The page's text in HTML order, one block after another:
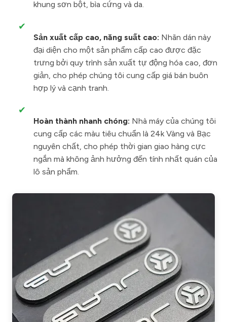
khung sơn bột, bìa cứng và da.
✔
Sản xuất cấp cao, năng suất cao: Nhãn dán này
đại diện cho một sản phẩm cấp cao được đặc
trưng bởi quy trình sản xuất tự động hóa cao, đơn
giản, cho phép chúng tôi cung cấp giá bán buôn
hợp lý và cạnh tranh.
✔
Hoàn thành nhanh chóng: Nhà máy của chúng tôi
cung cấp các màu tiêu chuẩn là 24k Vàng và Bạc
nguyên chất, cho phép thời gian giao hàng cực
ngắn mà không ảnh hưởng đến tính nhất quán của
lô sản phẩm.